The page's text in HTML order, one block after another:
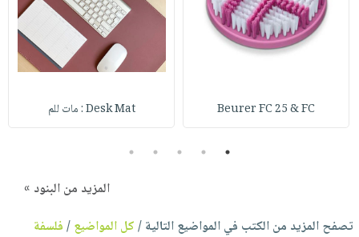
Beurer FC 25 & FC Desk Mat : مات للم
1
2
3
4
5
المزيد من البنود »
تصفح المزيد من الكتب في المواضيع التالية /كل المواضيع/فلسفة